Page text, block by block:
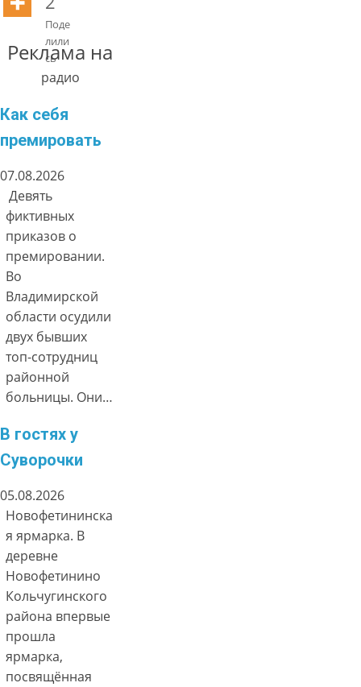
Поде
лили
сь
Реклама на
радио
Как себя
премировать
07.08.2026
Девять
фиктивных
приказов о
премировании.
Во
Владимирской
области осудили
двух бывших
топ-сотрудниц
районной
больницы. Они…
В гостях у
Суворочки
05.08.2026
Новофетининска
я ярмарка. В
деревне
Новофетинино
Кольчугинского
района впервые
прошла
ярмарка,
посвящённая